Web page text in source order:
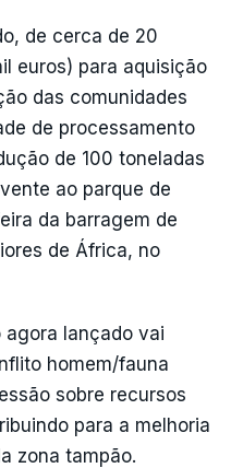
de cerca de 20
euros) para aquisição
das comunidades
de processamento
de 100 toneladas
ao parque de
da barragem de
de África, no
agora lançado vai
homem/fauna
sobre recursos
para a melhoria
zona tampão.